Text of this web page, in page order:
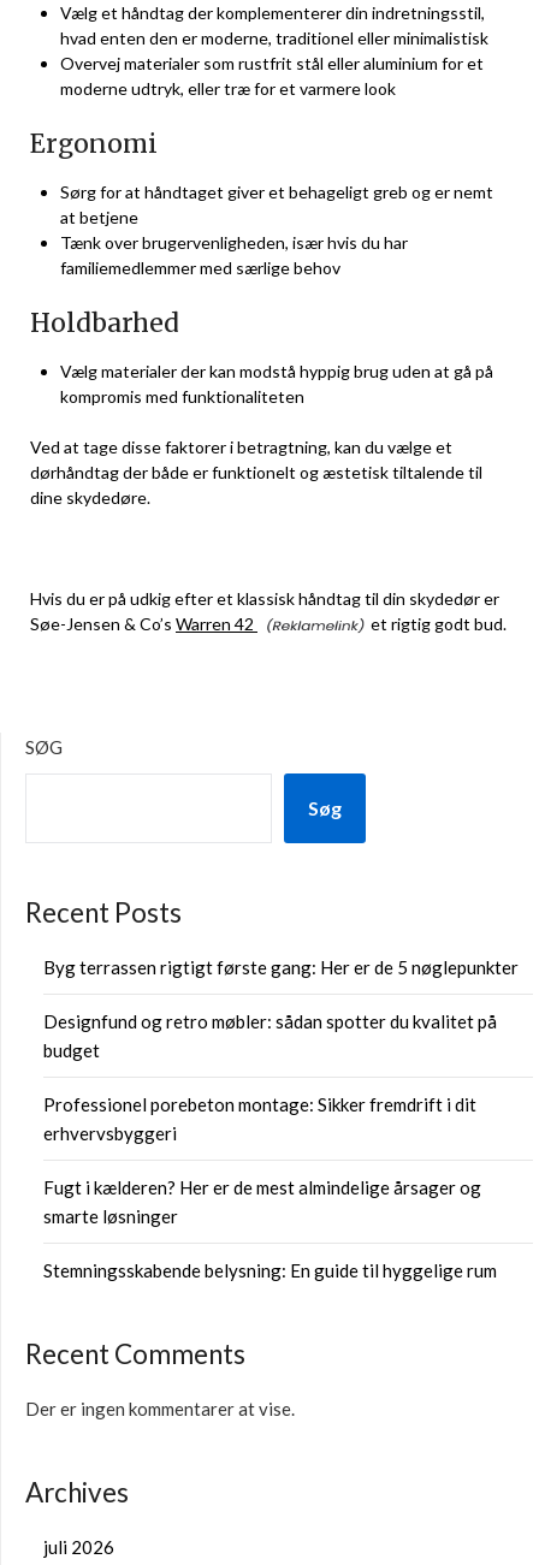
Vælg et håndtag der komplementerer din indretningsstil,
hvad enten den er moderne, traditionel eller minimalistisk
Overvej materialer som rustfrit stål eller aluminium for et
moderne udtryk, eller træ for et varmere look
Ergonomi
Sørg for at håndtaget giver et behageligt greb og er nemt
at betjene
Tænk over brugervenligheden, især hvis du har
familiemedlemmer med særlige behov
Holdbarhed
Vælg materialer der kan modstå hyppig brug uden at gå på
kompromis med funktionaliteten
Ved at tage disse faktorer i betragtning, kan du vælge et
dørhåndtag der både er funktionelt og æstetisk tiltalende til
dine skydedøre.
Hvis du er på udkig efter et klassisk håndtag til din skydedør er
Søe-Jensen & Co’s Warren 42 et rigtig godt bud.
SØG
Søg
Recent Posts
Byg terrassen rigtigt første gang: Her er de 5 nøglepunkter
Designfund og retro møbler: sådan spotter du kvalitet på
budget
Professionel porebeton montage: Sikker fremdrift i dit
erhvervsbyggeri
Fugt i kælderen? Her er de mest almindelige årsager og
smarte løsninger
Stemningsskabende belysning: En guide til hyggelige rum
Recent Comments
Der er ingen kommentarer at vise.
Archives
juli 2026